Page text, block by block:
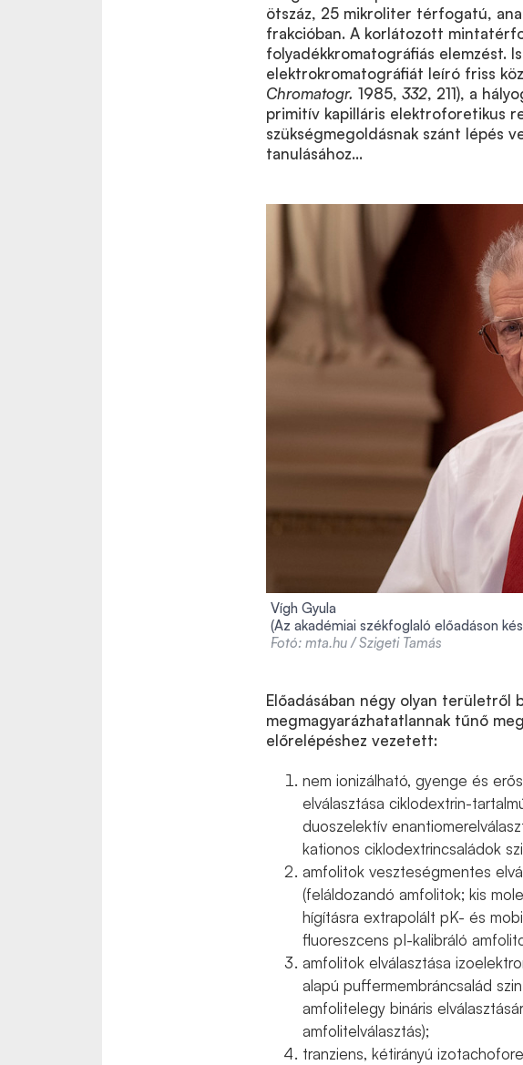
ötszáz, 25 mikroliter térfogatú,
frakcióban. A korlátozott
folyadékkromatográfiás elemzést.
elektrokromatográfiát leíró friss
Chromatogr. 1985, 332, 211), a
primitív kapilláris elektroforetikus
szükségmegoldásnak szánt lépés
tanulásához...
Vígh Gyula
(Az akadémiai székfoglaló előadáson
Fotó: mta.hu / Szigeti Tamás
Előadásában négy olyan területről
megmagyarázhatatlannak tűnő
előrelépéshez vezetett:
nem ionizálható, gyenge és
elválasztása ciklodextrin-
duoszelektív
kationos ciklodextrincsaládok
amfolitok veszteségmentes
(feláldozandó amfolitok; kis
hígításra extrapolált pK- és
fluoreszcens pI-kalibráló
amfolitok elválasztása
alapú puffermembráncsalád
amfolitelegy bináris
amfolitelválasztás);
tranziens, kétirányú